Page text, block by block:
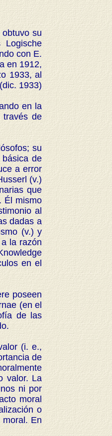
su
con E.
en 1912,
1933, al
1933)
en la
través de
su
de
a error
(v.)
que
Él mismo
al
dadas a
(v.) y
la razón
en el
poseen
(en el
de las
(i. e.,
de
valor. La
ni por
moral
o
En